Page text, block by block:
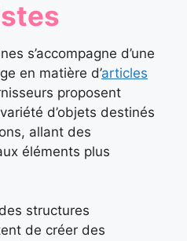
s’accompagne d’une
en matière d’articles
proposent
d’objets destinés
allant des
éléments plus
structures
de créer des